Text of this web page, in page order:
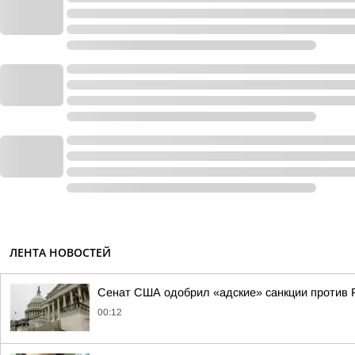
ЛЕНТА НОВОСТЕЙ
Сенат США одобрил «адские» санкции против
00:12